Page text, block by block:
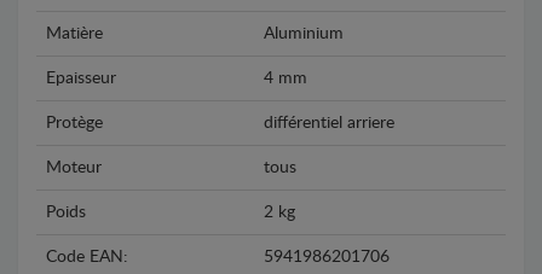
Matière Aluminium
Epaisseur 4 mm
Protège différentiel arriere
Moteur tous
Poids 2 kg
Code EAN: 5941986201706